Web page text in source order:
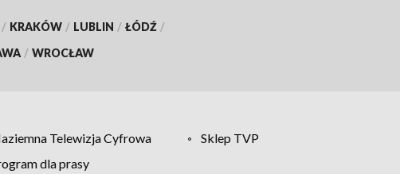
/ KRAKÓW / LUBLIN / ŁÓDŹ /
/ WROCŁAW
Telewizja Cyfrowa
Sklep TVP
dla prasy